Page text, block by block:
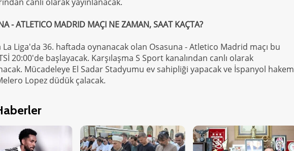
- ATLETICO MADRID MAÇI NE ZAMAN, SAAT KAÇTA?
La Liga'da 36. haftada oynanacak olan Osasuna - Atletico Madrid maçı bu
20:00'de başlayacak. Karşılaşma S Sport kanalından canlı olarak
Mücadeleye El Sadar Stadyumu ev sahipliği yapacak ve İspanyol hakem
Lopez düdük çalacak.